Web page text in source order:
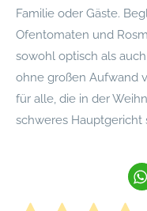
Familie oder Gäste.
Ofentomaten und
sowohl optisch als
ohne großen Aufwand
für alle, die in der
schweres Hauptgericht